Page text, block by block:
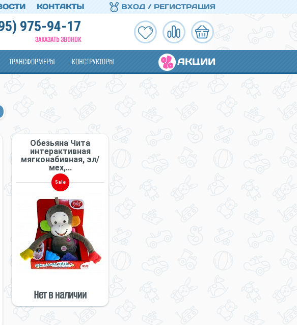
КОНТАКТЫ ВХОД / РЕГИСТРАЦИЯ
975-94-17
ЗАКАЗАТЬ ЗВОНОК
ТРАНСФОРМЕРЫ КОНСТРУКТОРЫ АКЦИИ
Обезьяна Чита
интерактивная
мягконабивная, эл/
мех,...
Sale
Нет в наличии